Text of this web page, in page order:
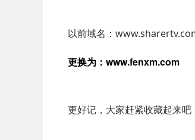
以前域名：
更换为：www.fenxm.com
更好记，大家赶紧收藏起来吧